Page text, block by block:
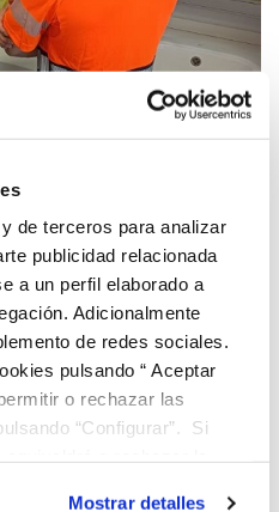
de terceros para analizar
publicidad relacionada
a un perfil elaborado a
Adicionalmente
de redes sociales.
pulsando “ Aceptar
o rechazar las
“Configurar”. Si
Mostrar detalles
las titulaciones
del agua